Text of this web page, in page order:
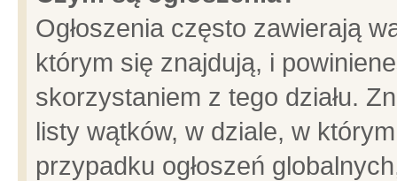
Ogłoszenia często zawierają
którym się znajdują, i
skorzystaniem z tego działu.
listy wątków, w dziale, w
przypadku ogłoszeń